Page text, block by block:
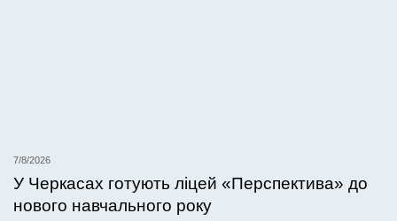
7/8/2026
У Черкасах готують ліцей «Перспектива» до
нового навчального року